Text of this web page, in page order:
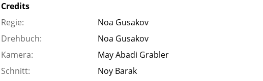
Credits
Regie:
Noa Gusakov
Drehbuch:
Noa Gusakov
Kamera:
May Abadi Grabler
Schnitt:
Noy Barak